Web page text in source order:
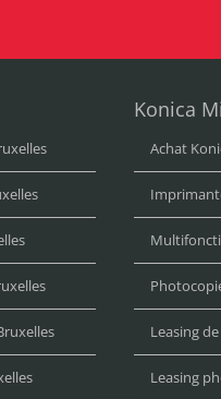
Konica
Achat
Leasing
Leasing